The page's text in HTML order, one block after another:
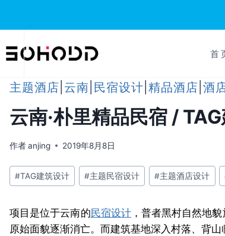
到
首
主题酒店 云南 民宿设计 精品酒店 酒
云南·朴里精品民宿 /
作者anjing 2019年8月8日
文
章
签：
#TAG建筑设计 #主题民宿设计 #主题酒店设计
项目是位于云南的民宿设计，普者黑村自然地
原始面貌逐渐消亡。而建筑基地深入村落、背